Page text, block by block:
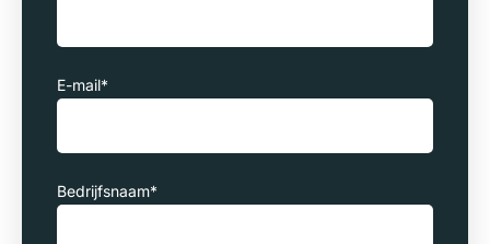
E-mail*
Bedrijfsnaam*